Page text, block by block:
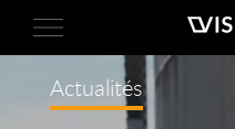
Actualités